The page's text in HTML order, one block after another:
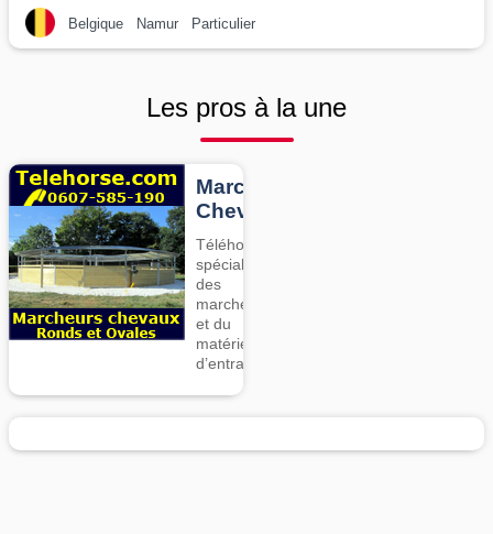
Belgique Namur Particulier
Les pros à la une
Marcheurs
Chevaux
Téléhorse,
spécialiste
des
marcheurs
et du
matériel
d’entrainement